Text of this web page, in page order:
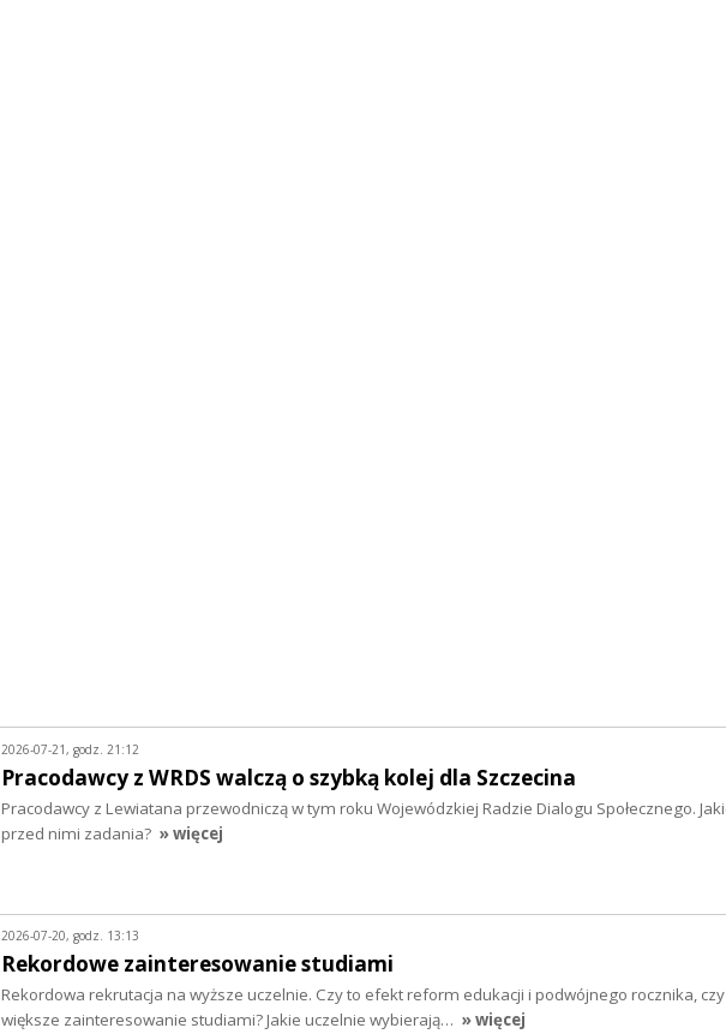
2026-07-21, godz. 21:12
Pracodawcy z WRDS walczą o szybką kolej dla Szczecina
Pracodawcy z Lewiatana przewodniczą w tym roku Wojewódzkiej Radzie Dialogu Społecznego.
przed nimi zadania? » więcej
2026-07-20, godz. 13:13
Rekordowe zainteresowanie studiami
Rekordowa rekrutacja na wyższe uczelnie. Czy to efekt reform edukacji i podwójnego rocznika,
większe zainteresowanie studiami? Jakie uczelnie wybierają… » więcej